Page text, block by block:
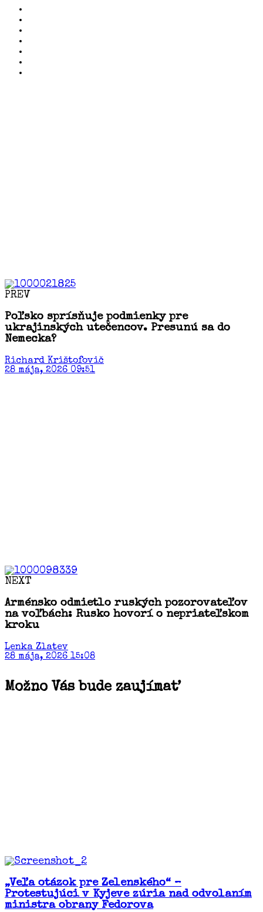
PREV
Poľsko sprísňuje podmienky pre
ukrajinských utečencov. Presunú sa do
Nemecka?
Richard Krištofovič
28 mája, 2026 09:51
NEXT
Arménsko odmietlo ruských pozorovateľov
na voľbách: Rusko hovorí o nepriateľskom
kroku
Lenka Zlatev
28 mája, 2026 15:08
Možno Vás bude zaujímať
„Veľa otázok pre Zelenského“ –
Protestujúci v Kyjeve zúria nad odvolaním
ministra obrany Fedorova